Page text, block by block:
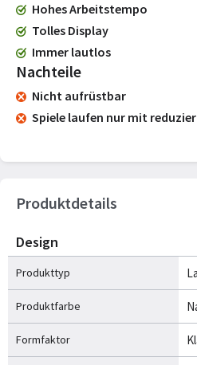
Hohes Arbeitstempo
Tolles Display
Immer lautlos
Nachteile
Nicht aufrüstbar
Spiele laufen nur mit
Produktdetails
Design
Produkttyp
Produktfarbe
Formfaktor